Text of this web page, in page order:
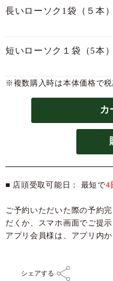
長いローソク1袋（５本
短いローソク１袋（5本
※複数購入時は本体価格で税
カ
■ 店頭受取可能日： 最短で4
ご予約いただいた際の予約
だくか、スマホ画面でご提示
アプリ会員様は、アプリ内
シェアする